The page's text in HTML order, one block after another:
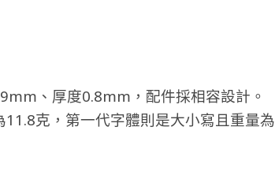
、厚度0.8mm，配件採相容設計。
克，第一代字體則是大小寫且重量為